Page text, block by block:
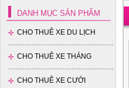
DANH MỤC SẢN PHẨM
CHO THUÊ XE DU LỊCH
CHO THUÊ XE THÁNG
CHO THUÊ XE CƯỚI